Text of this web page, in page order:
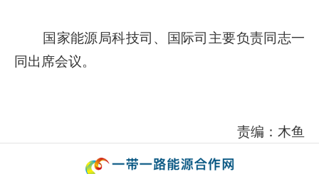
国家能源局科技司、国际司主要负责同志一
同出席会议。
责编：木鱼